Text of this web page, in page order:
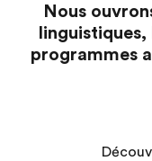
Bureaux
Trouver un bureau
Nous
linguistiques,
programmes